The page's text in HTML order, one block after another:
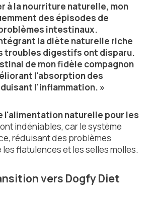
à la nourriture naturelle, mon
des épisodes de
intestinaux.
la diète naturelle riche
troubles digestifs ont disparu.
de mon fidèle compagnon
l'absorption des
l'inflammation. »
l'alimentation naturelle pour les
indéniables, car le système
réduisant des problèmes
flatulences et les selles molles.
vers Dogfy Diet